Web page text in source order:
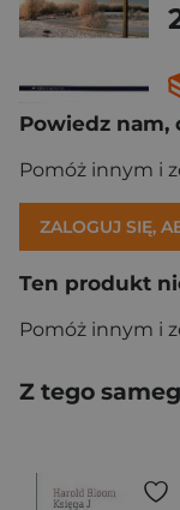
Powiedz nam,
Pomóż innym i
ZALOGUJ SIĘ,
Ten produkt
Pomóż innym i
Z tego